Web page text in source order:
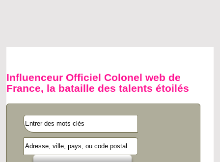
Influenceur Officiel Colonel web de
France, la bataille des talents étoilés